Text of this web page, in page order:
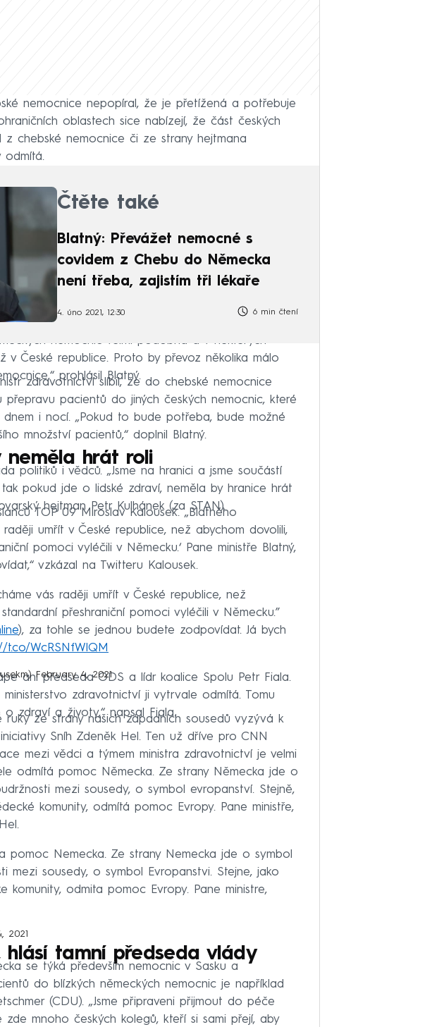
nemocnice nepopíral, že je přetížená a potřebuje
oblastech sice nabízejí, že část českých
chebské nemocnice či ze strany hejtmana
odmítá.
Čtěte také
Blatný: Převážet nemocné s
covidem z Chebu do Německa
není třeba, zajistím tři lékaře
4. úno 2021, 12:30 6 min čtení
nemocnic velmi podobná a v některých
v České republice. Proto by převoz několika málo
prohlásil Blatný.
zdravotnictví slíbil, že do chebské nemocnice
pacientů do jiných českých nemocnic, které
i nocí. „Pokud to bude potřeba, bude možné
množství pacientů,“ doplnil Blatný.
neměla hrát roli
politiků i vědců. „Jsme na hranici a jsme součástí
pokud jde o lidské zdraví, neměla by hranice hrát
hejtman Petr Kulhánek (za STAN).
TOP 09 Miroslav Kalousek. „Blatného
raději umřít v České republice, než abychom dovolili,
pomoci vyléčili v Německu.‘ Pane ministře Blatný,
vzkázal na Twitteru Kalousek.
vás raději umřít v České republice, než
přeshraniční pomoci vyléčili v Německu.”
), za tohle se jednou budete zodpovídat. Já bych
t.co/WcRSNfWlQM
February 4, 2021
ani předseda ODS a lídr koalice Spolu Petr Fiala.
zdravotnictví ji vytrvale odmítá. Tomu
zdraví a životy,“ napsal Fiala.
ruky ze strany našich západních sousedů vyzývá k
Sníh Zdeněk Hel. Ten už dříve pro CNN
mezi vědci a týmem ministra zdravotnictví je velmi
odmítá pomoc Německa. Ze strany Německa jde o
mezi sousedy, o symbol evropanství. Stejně,
komunity, odmítá pomoc Evropy. Pane ministře,
pomoc Nemecka. Ze strany Nemecka jde o symbol
mezi sousedy, o symbol Evropanstvi. Stejne, jako
komunity, odmita pomoc Evropy. Pane ministre,
2021
hlásí tamní předseda vlády
se týká především nemocnic v Sasku a
do blízkých německých nemocnic je například
(CDU). „Jsme připraveni přijmout do péče
mnoho českých kolegů, kteří si sami přejí, aby